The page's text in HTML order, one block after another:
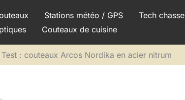
Stations météo / GPS Tech chasse
Couteaux de cuisine
Test : couteaux Arcos Nordika en acier nitrum